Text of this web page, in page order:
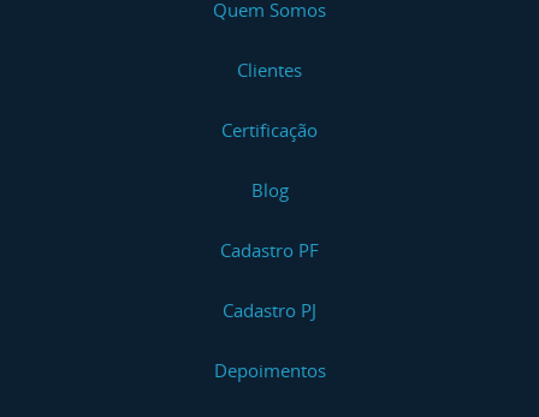
Quem Somos
Clientes
Certificação
Blog
Cadastro PF
Cadastro PJ
Depoimentos